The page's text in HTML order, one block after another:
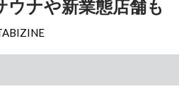
ウナや新業態店舗も